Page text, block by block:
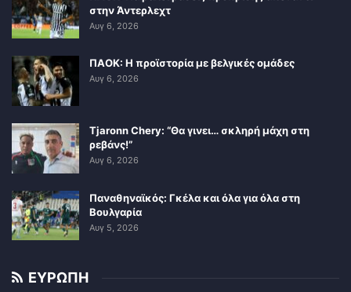
στην Άντερλεχτ
Αυγ 6, 2026
ΠΑΟΚ: Η προϊστορία με βελγικές ομάδες
Αυγ 6, 2026
Tjaronn Chery: “Θα γινει… σκληρή μάχη στη
ρεβάνς!”
Αυγ 6, 2026
Παναθηναϊκός: Γκέλα και όλα για όλα στη
Βουλγαρία
Αυγ 5, 2026
ΕΥΡΩΠΗ